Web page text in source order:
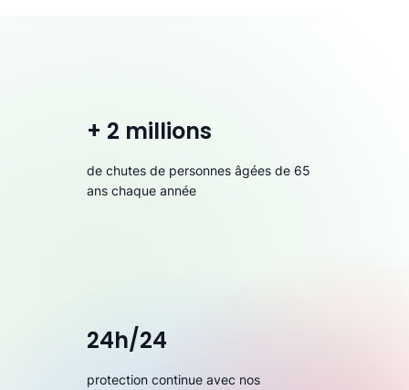
+ 2 millions
de chutes de personnes âgées de 65
ans chaque année
24h/24
protection continue avec nos